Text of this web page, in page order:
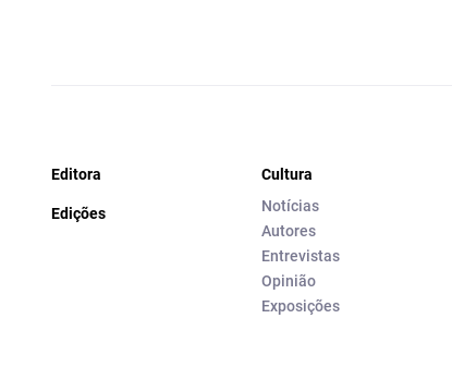
Editora
Edições
Cultura
Notícias
Autores
Entrevistas
Opinião
Exposições